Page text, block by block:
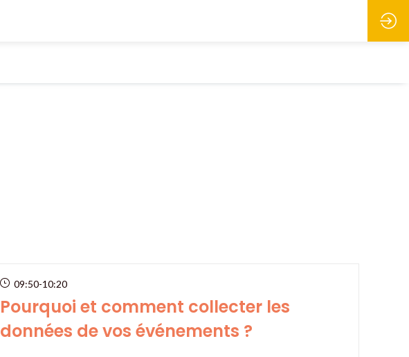
09:50-10:20
Pourquoi et comment collecter les
données de vos événements ?